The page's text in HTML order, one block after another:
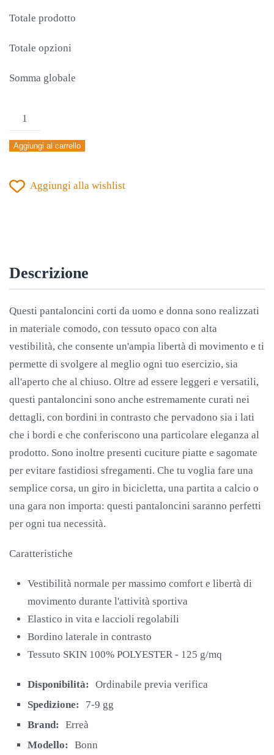
Totale prodotto
Totale opzioni
Somma globale
PANTALONCINO
ERREA'
BONN
GIALLO
Aggiungi al carrello
Aggiungi alla wishlist
Descrizione
Questi pantaloncini corti da uomo e donna sono realizzati
in materiale comodo, con tessuto opaco con alta
vestibilità, che consente un'ampia libertà di movimento e ti
permette di svolgere al meglio ogni tuo esercizio, sia
all'aperto che al chiuso. Oltre ad essere leggeri e versatili,
questi pantaloncini sono anche estremamente curati nei
dettagli, con bordini in contrasto che pervadono sia i lati
che i bordi e che conferiscono una particolare eleganza al
prodotto. Sono inoltre presenti cuciture piatte e sagomate
per evitare fastidiosi sfregamenti. Che tu voglia fare una
semplice corsa, un giro in bicicletta, una partita a calcio o
una gara non importa: questi pantaloncini saranno perfetti
per ogni tua necessità.
Caratteristiche
Vestibilità normale per massimo comfort e libertà di
movimento durante l'attività sportiva
Elastico in vita e laccioli regolabili
Bordino laterale in contrasto
Tessuto SKIN 100% POLYESTER - 125 g/mq
Disponibilità:
Ordinabile previa verifica
Spedizione:
7-9 gg
Brand:
Erreà
Modello:
Bonn